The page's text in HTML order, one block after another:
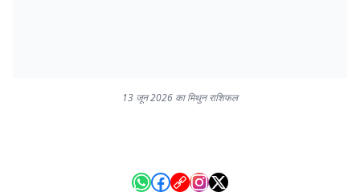
13 जून 2026 का मिथुन राशिफल